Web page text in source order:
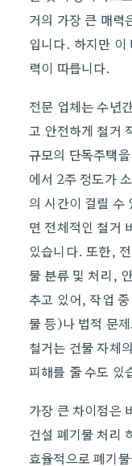
거의 가장 큰 매력
입니다. 하지만
력이 따릅니다.
전문 업체는 수년
고 안전하게 철거
규모의 단독주택
에서 2주 정도가
의 시간이 걸릴 수
면 전체적인 철거
있습니다. 또한,
물 분류 및 처리,
추고 있어, 작업
물 등)나 법적 문
철거는 건물 자체
피해를 줄 수도 있
가장 큰 차이점은
건설 폐기물 처리
효율적으로 폐기